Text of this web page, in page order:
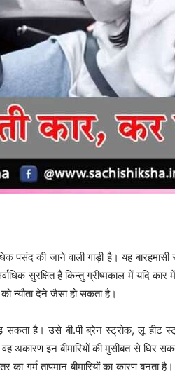
पसंद की जाने वाली गाड़ी है। यह
सुरक्षित है किन्तु ग्रीष्मकाल में यदि
न्यौता देने जैसा हो सकता है।
सकता है। उसे बी.पी ब्रेन स्ट्रोक, लू हीट
अकारण इन बीमारियों की मुसीबत से घिर
का गर्म तापमान बीमारियों का कारण